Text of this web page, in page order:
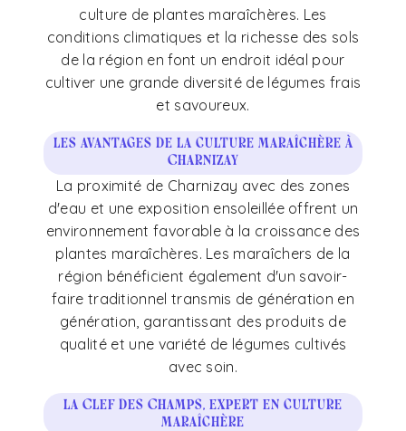
culture de plantes maraîchères. Les
conditions climatiques et la richesse des sols
de la région en font un endroit idéal pour
cultiver une grande diversité de légumes frais
et savoureux.
Les avantages de la culture maraîchère à
Charnizay
La proximité de Charnizay avec des zones
d'eau et une exposition ensoleillée offrent un
environnement favorable à la croissance des
plantes maraîchères. Les maraîchers de la
région bénéficient également d'un savoir-
faire traditionnel transmis de génération en
génération, garantissant des produits de
qualité et une variété de légumes cultivés
avec soin.
La Clef des Champs, expert en culture
maraîchère